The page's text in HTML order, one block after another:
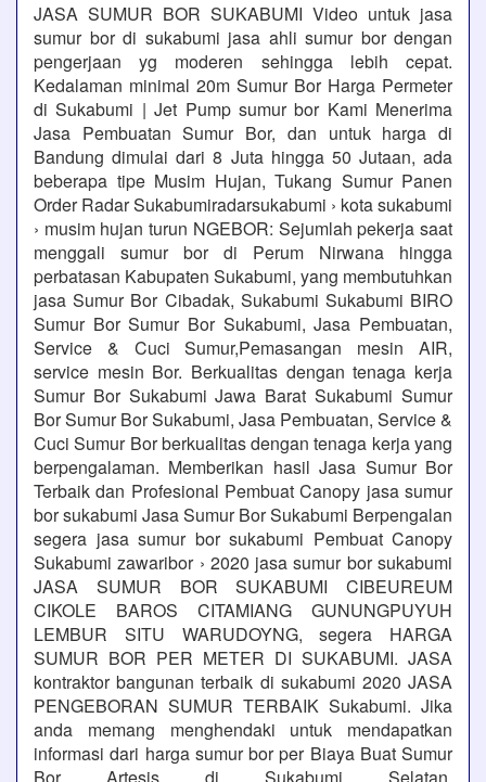
JASA SUMUR BOR SUKABUMI Video untuk jasa
sumur bor di sukabumi jasa ahli sumur bor dengan
pengerjaan yg moderen sehingga lebih cepat.
Kedalaman minimal 20m Sumur Bor Harga Permeter
di Sukabumi | Jet Pump sumur bor Kami Menerima
Jasa Pembuatan Sumur Bor, dan untuk harga di
Bandung dimulai dari 8 Juta hingga 50 Jutaan, ada
beberapa tipe Musim Hujan, Tukang Sumur Panen
Order Radar Sukabumiradarsukabumi › kota sukabumi
› musim hujan turun NGEBOR: Sejumlah pekerja saat
menggali sumur bor di Perum Nirwana hingga
perbatasan Kabupaten Sukabumi, yang membutuhkan
jasa Sumur Bor Cibadak, Sukabumi Sukabumi BIRO
Sumur Bor Sumur Bor Sukabumi, Jasa Pembuatan,
Service & Cuci Sumur,Pemasangan mesin AIR,
service mesin Bor. Berkualitas dengan tenaga kerja
Sumur Bor Sukabumi Jawa Barat Sukabumi Sumur
Bor Sumur Bor Sukabumi, Jasa Pembuatan, Service &
Cuci Sumur Bor berkualitas dengan tenaga kerja yang
berpengalaman. Memberikan hasil Jasa Sumur Bor
Terbaik dan Profesional Pembuat Canopy jasa sumur
bor sukabumi Jasa Sumur Bor Sukabumi Berpengalan
segera jasa sumur bor sukabumi Pembuat Canopy
Sukabumi zawaribor › 2020 jasa sumur bor sukabumi
JASA SUMUR BOR SUKABUMI CIBEUREUM
CIKOLE BAROS CITAMIANG GUNUNGPUYUH
LEMBUR SITU WARUDOYNG, segera HARGA
SUMUR BOR PER METER DI SUKABUMI. JASA
kontraktor bangunan terbaik di sukabumi 2020 JASA
PENGEBORAN SUMUR TERBAIK Sukabumi. Jika
anda memang menghendaki untuk mendapatkan
informasi dari harga sumur bor per Biaya Buat Sumur